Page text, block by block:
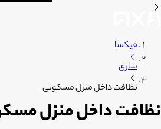
فیکسا
ساری
نظافت داخل منزل مسکونی
نظافت داخل منزل